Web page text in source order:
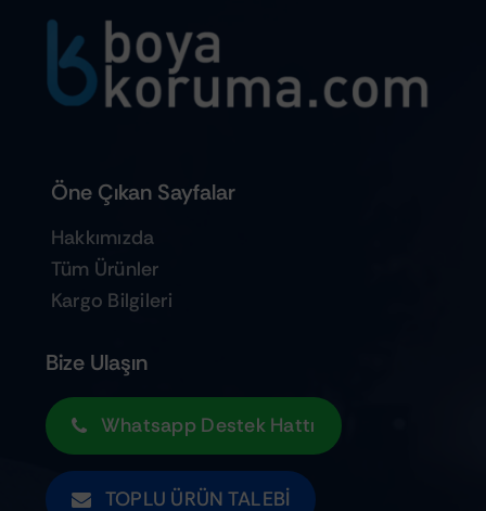
Öne Çıkan Sayfalar
Hakkımızda
Tüm Ürünler
Kargo Bilgileri
Bize Ulaşın
Whatsapp Destek Hattı
TOPLU ÜRÜN TALEBI